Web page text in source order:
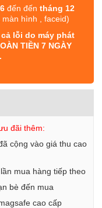
đến đếntháng 12
hình , faceid)
lỗi do máy phát
TIỀN 7 NGÀY
đãi thêm:
cộng vào giá thu cao
mua hàng tiếp theo
bè đến mua
cao cấp